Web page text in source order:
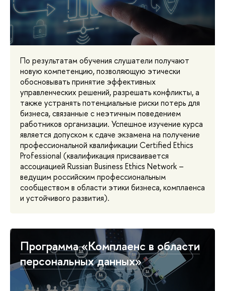
По результатам обучения слушатели получают
новую компетенцию, позволяющую этически
обосновывать принятие эффективных
управленческих решений, разрешать конфликты, а
также устранять потенциальные риски потерь для
бизнеса, связанные с неэтичным поведением
работников организации. Успешное изучение курса
является допуском к сдаче экзамена на получение
профессиональной квалификации Certified Ethics
Professional (квалификация присваивается
ассоциацией Russian Business Ethics Network –
ведущим российским профессиональным
сообществом в области этики бизнеса, комплаенса
и устойчивого развития).
Программа «Комплаенс в области
персональных данных»